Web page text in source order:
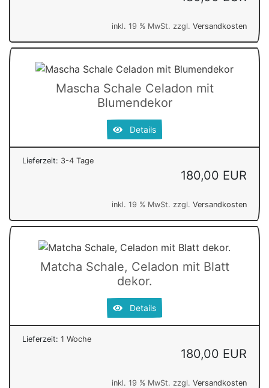
inkl. 19 % MwSt. zzgl. Versandkosten
Mascha Schale Celadon mit
Blumendekor
Details
Lieferzeit: 3-4 Tage
180,00 EUR
inkl. 19 % MwSt. zzgl. Versandkosten
Matcha Schale, Celadon mit Blatt
dekor.
Details
Lieferzeit: 1 Woche
180,00 EUR
inkl. 19 % MwSt. zzgl. Versandkosten